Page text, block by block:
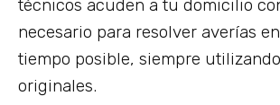
técnicos acuden a tu domicilio
necesario para resolver averías
tiempo posible, siempre
originales.